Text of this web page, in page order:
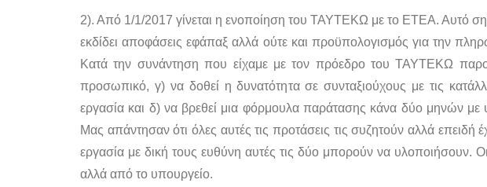
2). Από 1/1/2017 γίνεται η ενοποίηση του ΤΑΥΤΕΚΩ με το ΕΤΕΑ. Αυτό
εκδίδει αποφάσεις εφάπαξ αλλά ούτε και προϋπολογισμός για την
Κατά την συνάντηση που είχαμε με τον πρόεδρο του ΤΑΥΤΕΚΩ
προσωπικό, γ) να δοθεί η δυνατότητα σε συνταξιούχους με τις
εργασία και δ) να βρεθεί μια φόρμουλα παράτασης κάνα δύο μηνών
Μας απάντησαν ότι όλες αυτές τις προτάσεις τις συζητούν αλλά επειδή
εργασία με δική τους ευθύνη αυτές τις δύο μπορούν να υλοποιήσουν.
αλλά από το υπουργείο.